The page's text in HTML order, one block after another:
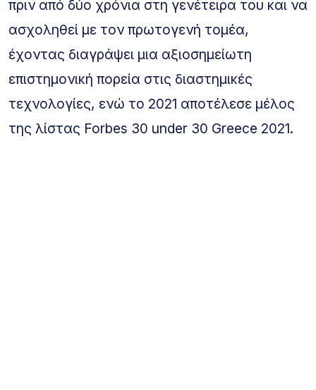
πριν από δύο χρόνια στη γενέτειρα του και να
ασχοληθεί με τον πρωτογενή τομέα,
έχοντας διαγράψει μια αξιοσημείωτη
επιστημονική πορεία στις διαστημικές
τεχνολογίες, ενώ το 2021 αποτέλεσε μέλος
της λίστας Forbes 30 under 30 Greece 2021.